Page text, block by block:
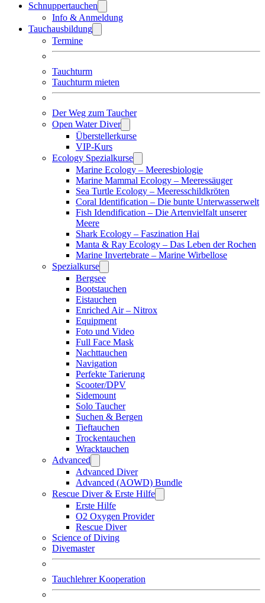
Schnuppertauchen
Info & Anmeldung
Tauchausbildung
Termine
Tauchturm
Tauchturm mieten
Der Weg zum Taucher
Open Water Diver
Überstellerkurse
VIP-Kurs
Ecology Spezialkurse
Marine Ecology – Meeresbiologie
Marine Mammal Ecology – Meeressäuger
Sea Turtle Ecology – Meeresschildkröten
Coral Identification – Die bunte Unterwasserwelt
Fish Idendification – Die Artenvielfalt unserer
Meere
Shark Ecology – Faszination Hai
Manta & Ray Ecology – Das Leben der Rochen
Marine Invertebrate – Marine Wirbellose
Spezialkurse
Bergsee
Bootstauchen
Eistauchen
Enriched Air – Nitrox
Equipment
Foto und Video
Full Face Mask
Nachttauchen
Navigation
Perfekte Tarierung
Scooter/DPV
Sidemount
Solo Taucher
Suchen & Bergen
Tieftauchen
Trockentauchen
Wracktauchen
Advanced
Advanced Diver
Advanced (AOWD) Bundle
Rescue Diver & Erste Hilfe
Erste Hilfe
O2 Oxygen Provider
Rescue Diver
Science of Diving
Divemaster
Tauchlehrer Kooperation